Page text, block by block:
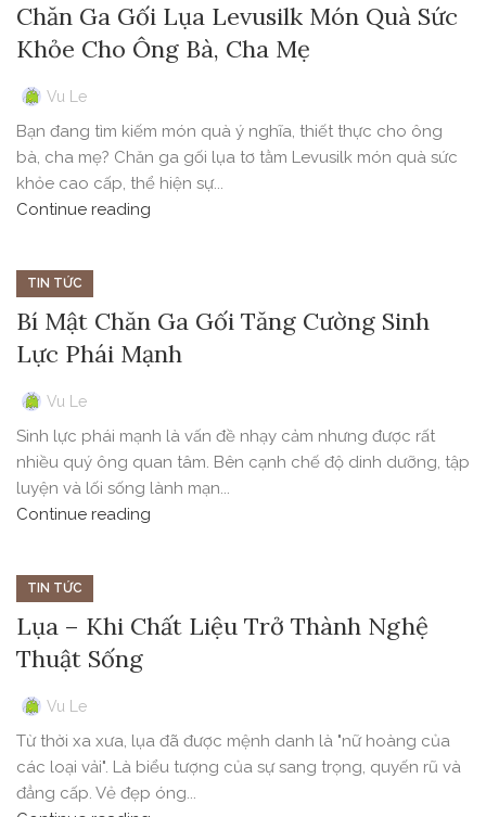
Chăn Ga Gối Lụa Levusilk Món Quà Sức
Khỏe Cho Ông Bà, Cha Mẹ
Vu Le
Bạn đang tìm kiếm món quà ý nghĩa, thiết thực cho ông
bà, cha mẹ? Chăn ga gối lụa tơ tằm Levusilk món quà sức
khỏe cao cấp, thể hiện sự...
Continue reading
TIN TỨC
Bí Mật Chăn Ga Gối Tăng Cường Sinh
Lực Phái Mạnh
Vu Le
Sinh lực phái mạnh là vấn đề nhạy cảm nhưng được rất
nhiều quý ông quan tâm. Bên cạnh chế độ dinh dưỡng, tập
luyện và lối sống lành mạn...
Continue reading
TIN TỨC
Lụa – Khi Chất Liệu Trở Thành Nghệ
Thuật Sống
Vu Le
Từ thời xa xưa, lụa đã được mệnh danh là "nữ hoàng của
các loại vải". Là biểu tượng của sự sang trọng, quyến rũ và
đẳng cấp. Vẻ đẹp óng...